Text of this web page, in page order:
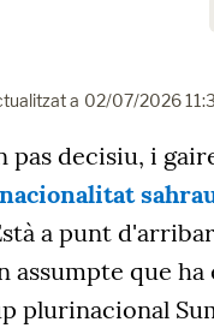
a 02/07/2026
pas decisiu, i
a punt
que ha
plurinacional